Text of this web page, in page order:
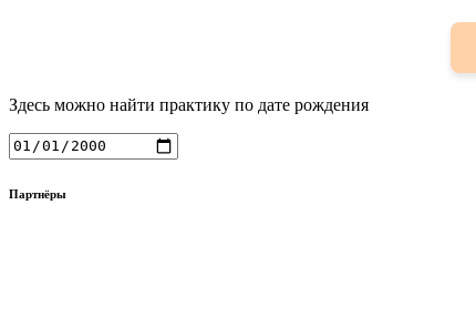
Здесь можно найти практику по дате рождения
Партнёры